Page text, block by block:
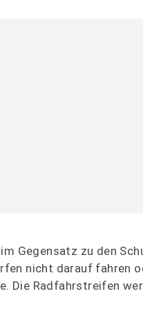
Gegensatz zu den
nicht darauf fahren
Die Radfahrstreifen